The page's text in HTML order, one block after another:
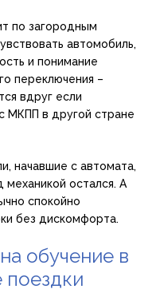
по загородным
автомобиль,
и понимание
переключения –
вдруг если
МКПП в другой стране
начавшие с автомата,
остался. А
спокойно
без дискомфорта.
обучение в